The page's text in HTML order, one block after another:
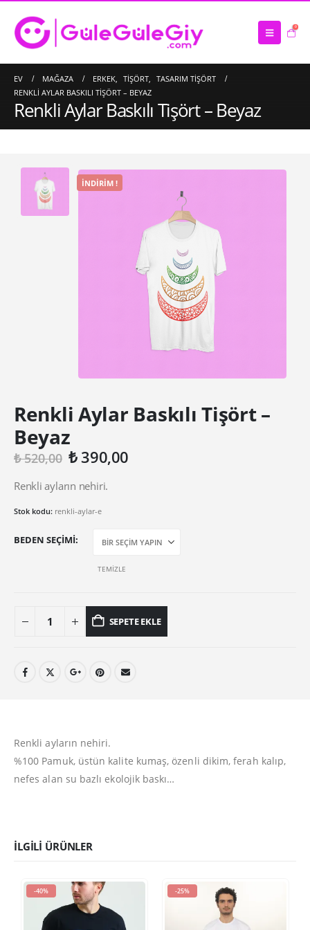
0
EV MAĞAZA ERKEK, TIŞÖRT, TASARIM TIŞÖRT
RENKLI AYLAR BASKILI TIŞÖRT – BEYAZ
Renkli Aylar Baskılı Tişört – Beyaz
İNDIRIM !
Renkli Aylar Baskılı Tişört –
Beyaz
₺520,00 Orijinal
₺ 520,00.
₺390,00Şu
Renkli ayların nehiri.
Stok kodu: renkli-aylar-e
BEDEN SEÇIMI
TEMIZLE
SEPETE EKLE
Renkli ayların nehiri.
%100 Pamuk, üstün kalite kumaş, özenli dikim, ferah kalıp,
nefes alan su bazlı ekolojik baskı…
İLGILI ÜRÜNLER
-40% -25%